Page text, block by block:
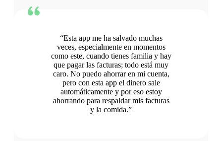
“Esta app me ha salvado muchas
veces, especialmente en momentos
como este, cuando tienes familia y hay
que pagar las facturas; todo está muy
caro. No puedo ahorrar en mi cuenta,
pero con esta app el dinero sale
automáticamente y por eso estoy
ahorrando para respaldar mis facturas
y la comida.”